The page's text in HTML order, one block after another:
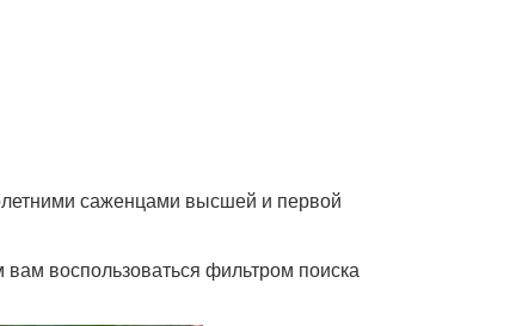
саженцами высшей и первой
воспользоваться фильтром поиска